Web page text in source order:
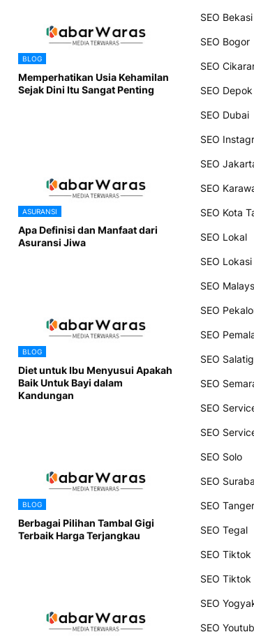
BLOG
Memperhatikan Usia Kehamilan
Sejak Dini Itu Sangat Penting
ASURANSI
Apa Definisi dan Manfaat dari
Asuransi Jiwa
BLOG
Diet untuk Ibu Menyusui Apakah
Baik Untuk Bayi dalam
Kandungan
BLOG
Berbagai Pilihan Tambal Gigi
Terbaik Harga Terjangkau
SEO Bekasi
SEO Bogor
SEO
SEO Depok
SEO Dubai
SEO
SEO
SEO
SEO Kota
SEO Lokal
SEO Lokasi
SEO
SEO
SEO
SEO
SEO
SEO
SEO
SEO Solo
SEO
SEO
SEO Tegal
SEO Tiktok
SEO
SEO
SEO